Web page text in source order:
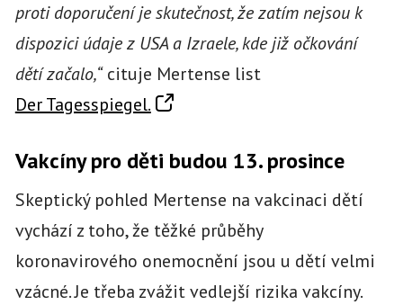
proti doporučení je skutečnost, že zatím nejsou k
dispozici údaje z USA a Izraele, kde již očkování
dětí začalo,“cituje Mertense list
Der Tagesspiegel.
Vakcíny pro děti budou 13. prosince
Skeptický pohled Mertense na vakcinaci dětí
vychází z toho, že těžké průběhy
koronavirového onemocnění jsou u dětí velmi
vzácné. Je třeba zvážit vedlejší rizika vakcíny.